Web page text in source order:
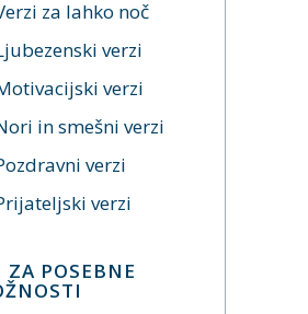
za lahko noč
verzi
verzi
in smešni verzi
verzi
verzi
ZA POSEBNE